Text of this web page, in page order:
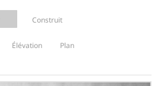
Construit
Élévation
Plan